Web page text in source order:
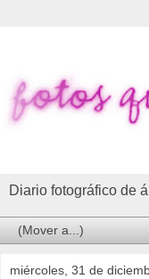
Diario fotográfico de
miércoles, 31 de